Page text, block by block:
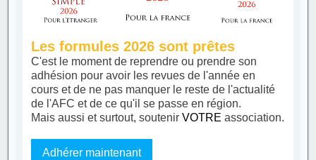
Les formules 2026 sont prêtes
C'est le moment de reprendre ou prendre son
adhésion pour avoir les revues de l'année en
cours et de ne pas manquer le reste de l'actualité
de l'AFC et de ce qu'il se passe en région.
Mais aussi et surtout, soutenirVOTRE association.
Adhérer maintenant